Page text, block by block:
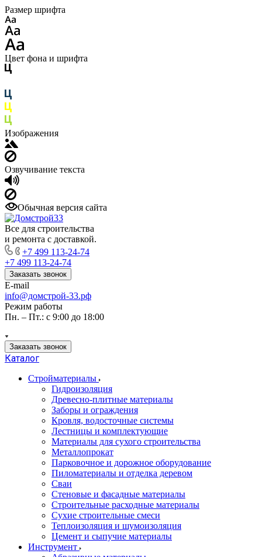
Размер шрифта
Цвет фона и шрифта
Изображения
Озвучивание текста
Обычная версия сайта
Все для строительства
и ремонта с доставкой.
+7 499 113-24-74
+7 499 113-24-74
Заказать звонок
E-mail
info@домстрой-33.рф
Режим работы
Пн. – Пт.: с 9:00 до 18:00
Заказать звонок
Каталог
Стройматериалы
Гидроизоляция
Древесно-плитные материалы
Заборы и ограждения
Кровля, водосточные системы
Лестницы и комплектующие
Материалы для сухого строительства
Металлопрокат
Парковочное и дорожное оборудование
Пиломатериалы и отделка деревом
Сваи
Стеновые и фасадные материалы
Строительные расходные материалы
Сухие строительные смеси
Теплоизоляция и шумоизоляция
Цемент и сыпучие материалы
Инструмент